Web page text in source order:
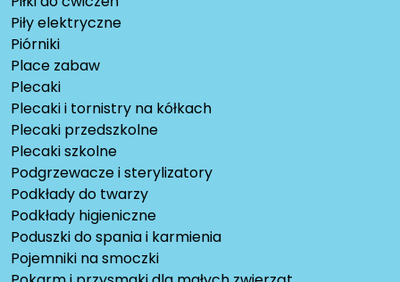
Piły elektryczne
Piórniki
Place zabaw
Plecaki
Plecaki i tornistry na kółkach
Plecaki przedszkolne
Plecaki szkolne
Podgrzewacze i sterylizatory
Podkłady do twarzy
Podkłady higieniczne
Poduszki do spania i karmienia
Pojemniki na smoczki